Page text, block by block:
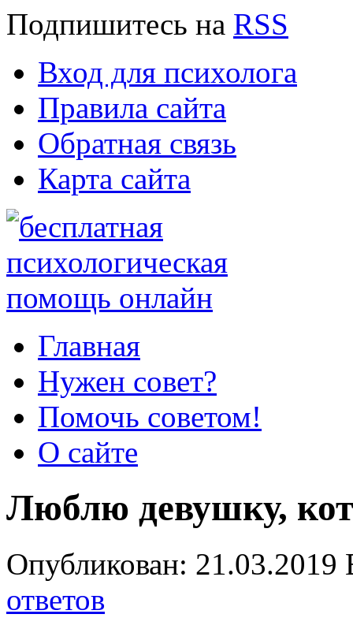
Подпишитесь на RSS
Вход для психолога
Правила сайта
Обратная связь
Карта сайта
Главная
Нужен совет?
Помочь советом!
О сайте
Люблю девушку,
Опубликован:
ответов